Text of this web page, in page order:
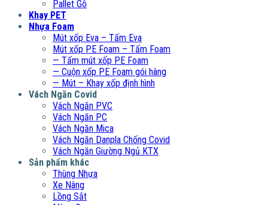
Pallet Gỗ
Khay PET
Nhựa Foam
Mút xốp Eva – Tấm Eva
Mút xốp PE Foam – Tấm Foam
— Tấm mút xốp PE Foam
— Cuộn xốp PE Foam gói hàng
— Mút – Khay xốp định hình
Vách Ngăn Covid
Vách Ngăn PVC
Vách Ngăn PC
Vách Ngăn Mica
Vách Ngăn Danpla Chống Covid
Vách Ngăn Giường Ngủ KTX
Sản phẩm khác
Thùng Nhựa
Xe Nâng
Lồng Sắt